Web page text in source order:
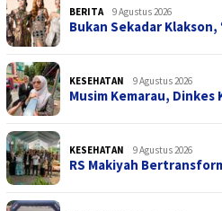
BERITA 9 Agustus 2026
Bukan Sekadar Klakson,
KESEHATAN 9 Agustus 2026
Musim Kemarau,
KESEHATAN 9 Agustus 2026
RS Makiyah